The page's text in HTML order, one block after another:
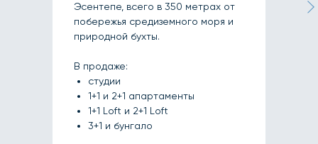
Эсентепе, всего в 350 метрах от
побережья средиземного моря и
природной бухты.
В продаже:
студии
1+1 и 2+1 апартаменты
1+1 Loft и 2+1 Loft
3+1 и бунгало